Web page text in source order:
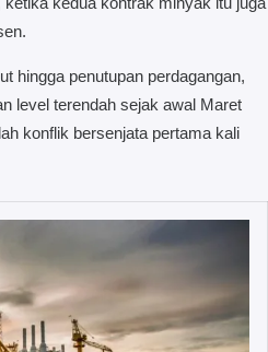
hingga penutupan perdagangan,
level terendah sejak awal Maret
konflik bersenjata pertama kali